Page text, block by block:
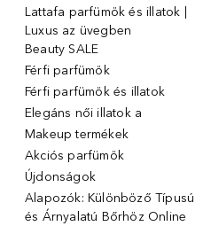
Lattafa parfümök és illatok |
Luxus az üvegben
Beauty SALE
Férfi parfümök
Férfi parfümök és illatok
Elegáns női illatok ️a
Makeup termékek
Akciós parfümök
Újdonságok
Alapozók: Különböző Típusú
és Árnyalatú Bőrhöz Online